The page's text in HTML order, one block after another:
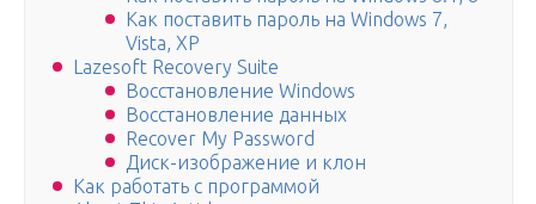
Как поставить пароль на Windows 7,
Vista, XP
Lazesoft Recovery Suite
Восстановление Windows
Восстановление данных
Recover My Password
Диск-изображение и клон
Как работать с программой